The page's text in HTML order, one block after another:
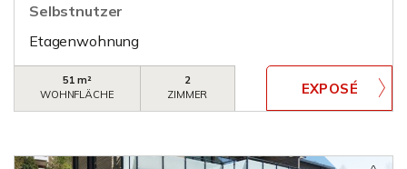
Selbstnutzer
Etagenwohnung
51 m²
WOHNFLÄCHE
2
ZIMMER